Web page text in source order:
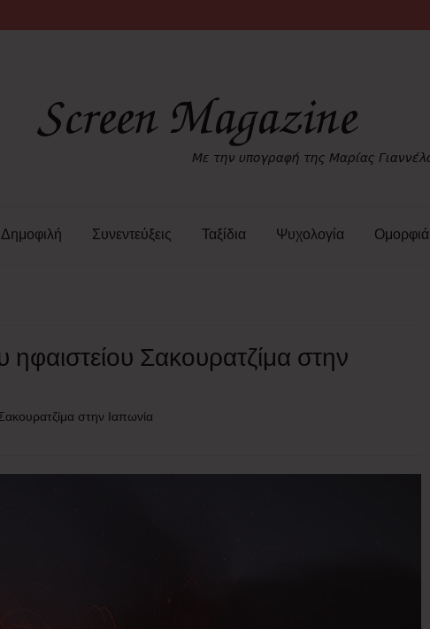
Δημοφιλή Συνεντεύξεις Ταξίδια Ψυχολογία Ομορφιά
ηφαιστείου Σακουρατζίμα στην
στην Ιαπωνία